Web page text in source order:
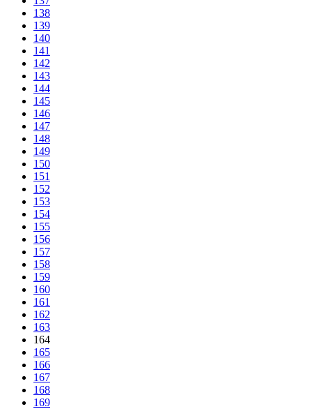
138
139
140
141
142
143
144
145
146
147
148
149
150
151
152
153
154
155
156
157
158
159
160
161
162
163
164
165
166
167
168
169